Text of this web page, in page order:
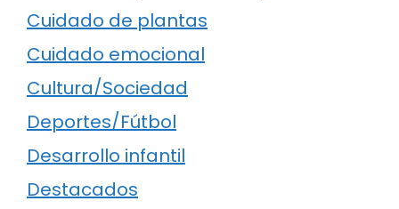
Cuidado de plantas
Cuidado emocional
Cultura/Sociedad
Deportes/Fútbol
Desarrollo infantil
Destacados